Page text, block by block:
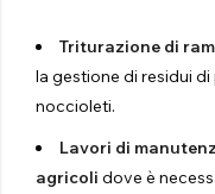
Triturazione di
la gestione di residui
noccioleti.
Lavori di
agricoli dove è